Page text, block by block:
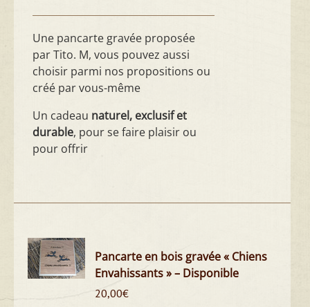
Une pancarte gravée proposée
par Tito. M, vous pouvez aussi
choisir parmi nos propositions ou
créé par vous-même
Un cadeau naturel, exclusif et
durable, pour se faire plaisir ou
pour offrir
Pancarte en bois gravée « Chiens
Envahissants » – Disponible
20,00€